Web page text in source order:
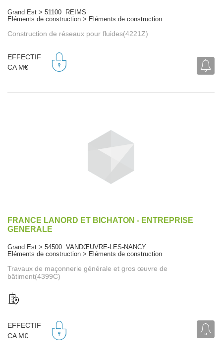
Grand Est > 51100 REIMS
Eléments de construction > Eléments de construction
Construction de réseaux pour fluides(4221Z)
EFFECTIF
CA M€
FRANCE LANORD ET BICHATON - ENTREPRISE
GENERALE
Grand Est > 54500 VANDŒUVRE-LES-NANCY
Eléments de construction > Eléments de construction
Travaux de maçonnerie générale et gros œuvre de
bâtiment(4399C)
EFFECTIF
CA M€